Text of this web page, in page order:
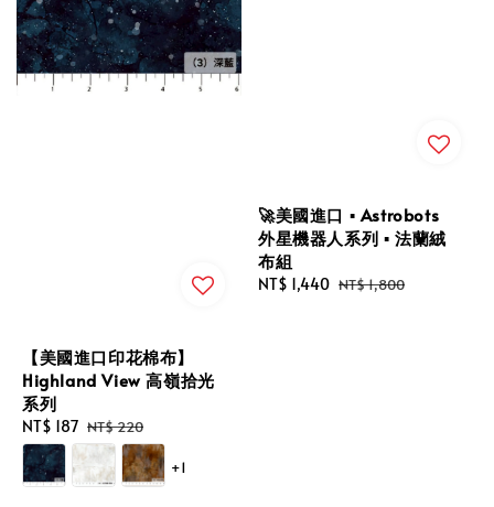
【美國進口印花棉布】
Highland View 高嶺拾光
系列
Sale
price
NT$ 187 Regular
price
NT$ 220
+1
🚀美國進口 ▪︎ Astrobots
外星機器人系列 ▪︎ 法蘭絨
布組
Sale
NT$ 1,440 Regular
NT$ 1,800